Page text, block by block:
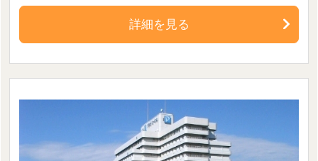
詳細を見る